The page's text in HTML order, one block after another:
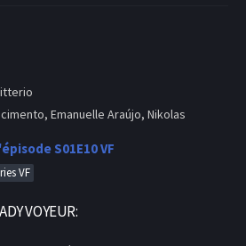
Emanuelle Araújo, Nikolas
S01E10 VF
VF
VOYEUR: